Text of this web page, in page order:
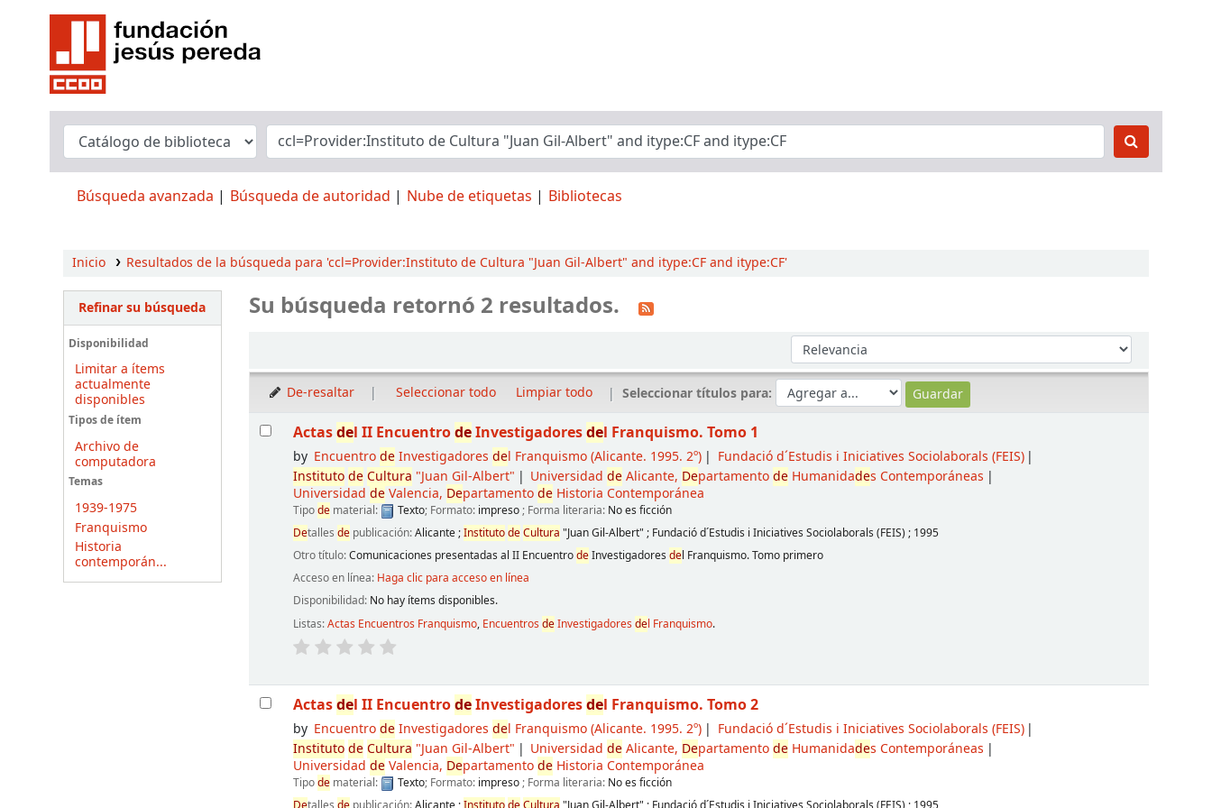
Búsqueda avanzada Búsqueda de autoridad Nube de etiquetas Bibliotecas
Inicio Resultados de la búsqueda para 'ccl=Provider:Instituto de Cultura "Juan Gil-Albert" and itype:CF and itype:CF'
Refinar su búsqueda
Disponibilidad
Limitar a ítems
actualmente
disponibles
Tipos de ítem
Archivo de
computadora
Temas
1939-1975
Franquismo
Historia
contemporán...
Su búsqueda retornó 2 resultados.
Ordenar por:
De-resaltar Seleccionar todo Limpiar todo Seleccionar títulos para:
Resultados
Actasdel II EncuentrodeInvestigadoresdel Franquismo. Tomo 1
by EncuentrodeInvestigadores del Franquismo(Alicante. 1995. 2º)
Fundació d´Estudis i Iniciatives Sociolaborals (FEIS)
Instituto de Cultura "Juan Gil-Albert" UniversidaddeAlicante, Departamentode Humanidades Contemporáneas
Universidad deValencia, DepartamentodeHistoria Contemporánea
Tipodematerial: Texto; Formato: impreso; Forma literaria: No es ficción
Detalles depublicación:Alicante;InstitutodeCultura "Juan Gil-Albert" ; Fundació d´Estudis i Iniciatives Sociolaborals (FEIS) ; 1995
Otro título:Comunicaciones presentadas al II EncuentrodeInvestigadores del Franquismo. Tomo primero
Acceso en línea: Haga clic para acceso en línea
Disponibilidad: No hay ítems disponibles.
Listas:Actas Encuentros Franquismo, EncuentrosdeInvestigadoresdel Franquismo.
Actasdel II EncuentrodeInvestigadoresdel Franquismo. Tomo 2
by EncuentrodeInvestigadores del Franquismo(Alicante. 1995. 2º)
Fundació d´Estudis i Iniciatives Sociolaborals (FEIS)
Instituto de Cultura "Juan Gil-Albert" UniversidaddeAlicante, Departamentode Humanidades Contemporáneas
Universidad deValencia, DepartamentodeHistoria Contemporánea
Tipodematerial: Texto; Formato: impreso; Forma literaria: No es ficción